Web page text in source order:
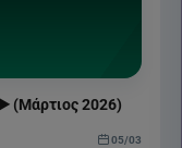
(Μάρτιος 2026)
05/03